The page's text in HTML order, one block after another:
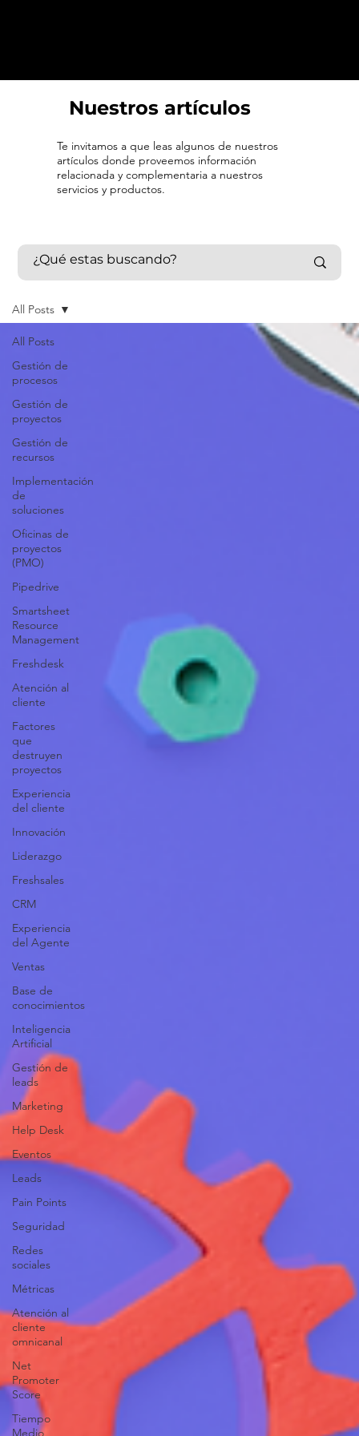
Nuestros artículos
Te invitamos a que leas algunos de nuestros
artículos donde proveemos información
relacionada y complementaria a nuestros
servicios y productos.
All Posts
Gestión de
procesos
Gestión de
proyectos
Gestión de
recursos
Implementación
de
soluciones
Oficinas de
proyectos
(PMO)
Pipedrive
Smartsheet
Resource
Management
Freshdesk
Atención al
cliente
Factores
que
destruyen
proyectos
Experiencia
del cliente
Innovación
Liderazgo
Freshsales
CRM
Experiencia
del Agente
Ventas
Base de
conocimientos
Inteligencia
Artificial
Gestión de
leads
Marketing
Help Desk
Eventos
Leads
Pain Points
Seguridad
Redes
sociales
Métricas
Atención al
cliente
omnicanal
Net
Promoter
Score
Tiempo
Medio
All Posts